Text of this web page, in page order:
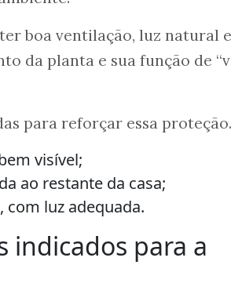
boa ventilação, luz natural e
da planta e sua função de
para reforçar essa proteção.
visível;
ao restante da casa;
com luz adequada.
indicados para a